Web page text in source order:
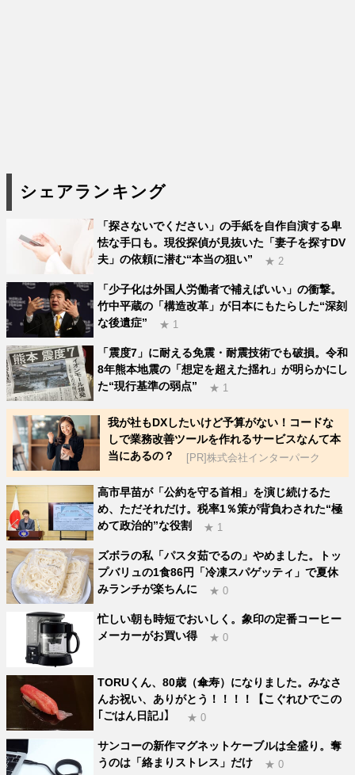
シェアランキング
「探さないでください」の手紙を自作自演する卑
怯な手口も。現役探偵が見抜いた「妻子を探すDV
夫」の依頼に潜む“本当の狙い”
★ 2
「少子化は外国人労働者で補えばいい」の衝撃。
竹中平蔵の「構造改革」が日本にもたらした“深刻
な後遺症”
★ 1
「震度7」に耐える免震・耐震技術でも破損。令和
8年熊本地震の「想定を超えた揺れ」が明らかにし
た“現行基準の弱点”
★ 1
我が社もDXしたいけど予算がない！コードな
しで業務改善ツールを作れるサービスなんて本
当にあるの？
[PR]株式会社インターパーク
高市早苗が「公約を守る首相」を演じ続けるた
め、ただそれだけ。税率1％策が背負わされた“極
めて政治的”な役割
★ 1
ズボラの私「パスタ茹でるの」やめました。トッ
プバリュの1食86円「冷凍スパゲッティ」で夏休
みランチが楽ちんに
★ 0
忙しい朝も時短でおいしく。象印の定番コーヒー
メーカーがお買い得
★ 0
TORUくん、80歳（傘寿）になりました。みなさ
んお祝い、ありがとう！！！！【こぐれひでこの
｢ごはん日記｣】
★ 0
サンコーの新作マグネットケーブルは全盛り。奪
うのは「絡まりストレス」だけ
★ 0